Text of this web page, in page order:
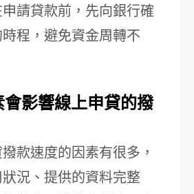
請貸款前，先向銀行確
程，避免資金周轉不
影響線上申貸的撥
款速度的因素有很多，
況、提供的資料完整